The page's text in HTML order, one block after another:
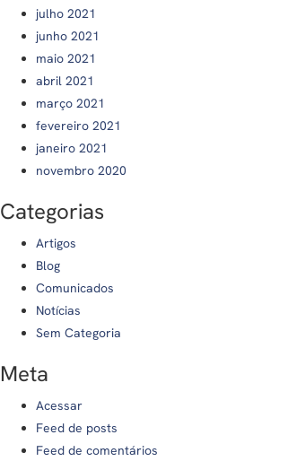
julho 2021
junho 2021
maio 2021
abril 2021
março 2021
fevereiro 2021
janeiro 2021
novembro 2020
Categorias
Artigos
Blog
Comunicados
Notícias
Sem Categoria
Meta
Acessar
Feed de posts
Feed de comentários